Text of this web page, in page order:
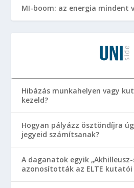
MI-boom: az energia mindent
Hibázás munkahelyen vagy
kezeld?
Hogyan pályázz ösztöndíjra
jegyeid számítsanak?
A daganatok egyik
azonosították az ELTE kutatói